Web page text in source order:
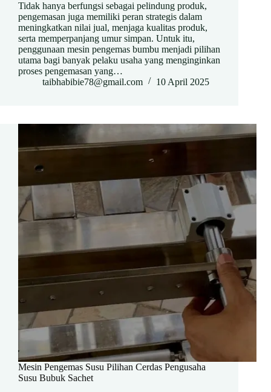
Tidak hanya berfungsi sebagai pelindung produk,
pengemasan juga memiliki peran strategis dalam
meningkatkan nilai jual, menjaga kualitas produk,
serta memperpanjang umur simpan. Untuk itu,
penggunaan mesin pengemas bumbu menjadi pilihan
utama bagi banyak pelaku usaha yang menginginkan
proses pengemasan yang…
taibhabibie78@gmail.com
10 April 2025
Mesin Pengemas Susu Pilihan Cerdas Pengusaha
Susu Bubuk Sachet